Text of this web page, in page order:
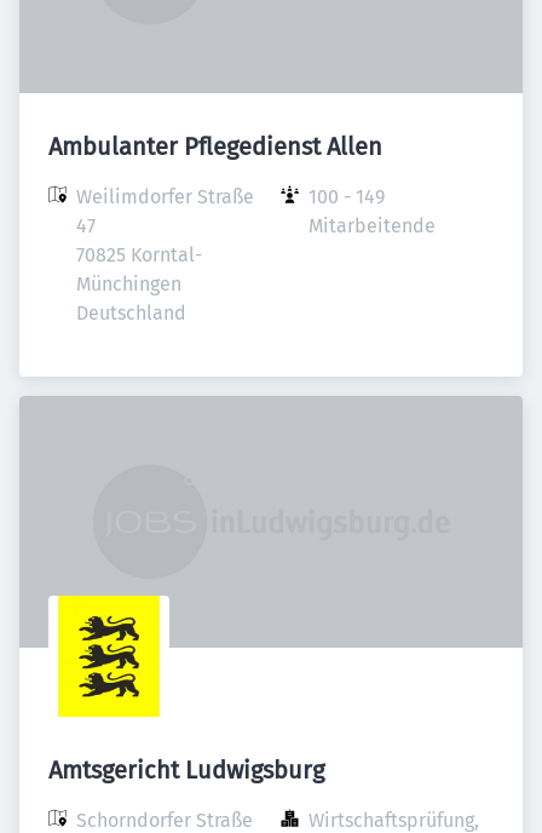
Ambulanter Pflegedienst Allen
Weilimdorfer Straße
47
70825 Korntal-
Münchingen
Deutschland
100 - 149
Mitarbeitende
Amtsgericht Ludwigsburg
Schorndorfer Straße
Wirtschaftsprüfung,